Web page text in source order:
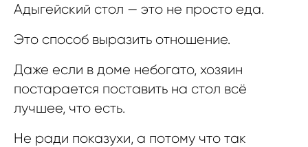
Адыгейский стол — это не просто еда.
Это способ выразить отношение.
Даже если в доме небогато, хозяин
постарается поставить на стол всё
лучшее, что есть.
Не ради показухи, а потому что так